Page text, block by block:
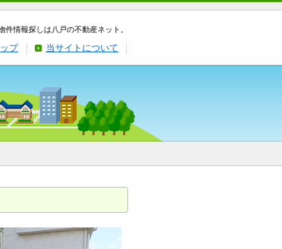
情報探しは八戸の不動産ネット。
当サイトについて
プ